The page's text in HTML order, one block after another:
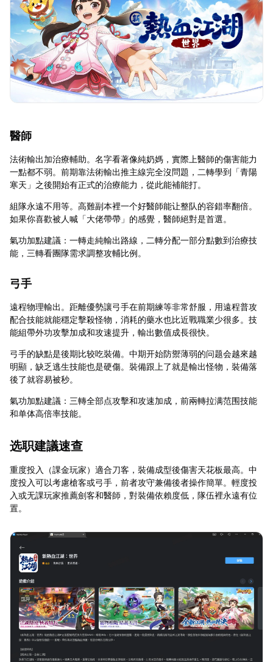
醫師
法術輸出加治療輔助。名字看著像純奶媽，實際上醫師的傷害能力
一點都不弱。前期靠法術輸出推主線完全沒問題，二轉學到「青陽
寒天」之後開始有正式的治療能力，從此能補能打。
組隊永遠不用等。高難副本裡一个好醫師能让整队的容錯率翻倍。
如果你喜歡被人喊「大佬帶帶」的感覺，醫師絕對是首選。
氣功加點建議：一轉走純輸出路線，二轉分配一部分點數到治療技
能，三轉看團隊需求調整攻輔比例。
弓手
遠程物理輸出。距離優勢讓弓手在前期練等非常舒服，用遠程普攻
配合技能就能穩定擊殺怪物，消耗的藥水也比近戰職業少很多。技
能組帶外功攻擊加成和攻速提升，輸出數值成長很快。
弓手的缺點是後期比较吃裝備。中期开始防禦薄弱的问题会越來越
明顯，缺乏逃生技能也是硬傷。裝備跟上了就是輸出怪物，裝備落
後了就容易被秒。
氣功加點建議：三轉全部点攻擊和攻速加成，前兩轉拉满范围技能
和单体高倍率技能。
选职建議速查
重度投入（課金玩家）適合刀客，裝備成型後傷害天花板最高。中
度投入可以考慮槍客或弓手，前者攻守兼備後者操作簡單。輕度投
入或无課玩家推薦劍客和醫師，對裝備依賴度低，隊伍裡永遠有位
置。